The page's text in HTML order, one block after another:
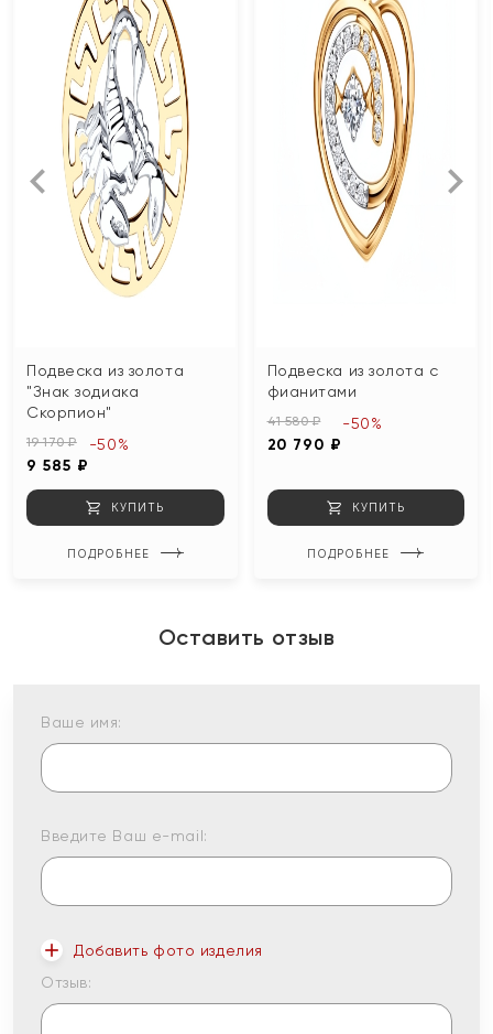
Подвеска из золота
"Знак зодиака
Скорпион"
19 170 ₽
9 585 ₽
-50%
КУПИТЬ
ПОДРОБНЕЕ
Подвеска из золота с
фианитами
41 580 ₽
20 790 ₽
-50%
КУПИТЬ
ПОДРОБНЕЕ
Оставить отзыв
Ваше имя:
Введите Ваш e-mail:
Добавить фото изделия
Отзыв: